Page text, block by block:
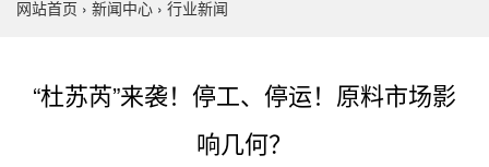
网站首页 › 新闻中心 › 行业新闻
“杜苏芮”来袭！停工、停运！原料市场影
响几何？